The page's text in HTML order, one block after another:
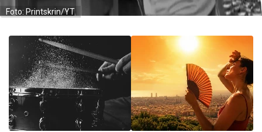
Foto: Printskrin/YT